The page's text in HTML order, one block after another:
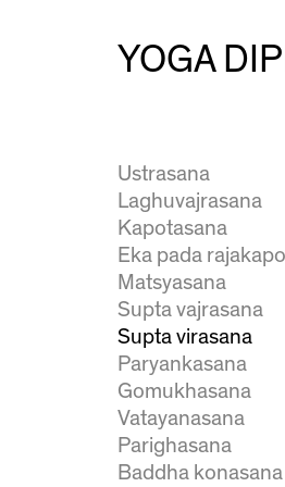
YOGA
Makarasana
Ustrasana
Laghuvajrasana
Kapotasana
Eka pada
Matsyasana
Supta vajrasana
Supta virasana
Paryankasana
Gomukhasana
Vatayanasana
Parighasana
Baddha konasana